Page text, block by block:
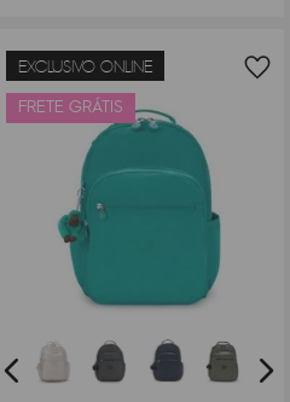
EXCLUSIVO ONLINE
FRETE GRÁTIS